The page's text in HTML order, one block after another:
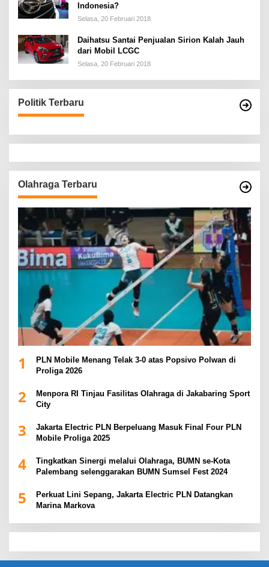
Indonesia?
Selasa, 20 Februari 2018
Daihatsu Santai Penjualan Sirion Kalah Jauh
dari Mobil LCGC
Selasa, 20 Februari 2018
Politik Terbaru
Olahraga Terbaru
1
PLN Mobile Menang Telak 3-0 atas Popsivo Polwan di
Proliga 2026
2
Menpora RI Tinjau Fasilitas Olahraga di Jakabaring Sport
City
3
Jakarta Electric PLN Berpeluang Masuk Final Four PLN
Mobile Proliga 2025
4
Tingkatkan Sinergi melalui Olahraga, BUMN se-Kota
Palembang selenggarakan BUMN Sumsel Fest 2024
5
Perkuat Lini Sepang, Jakarta Electric PLN Datangkan
Marina Markova
slot demo